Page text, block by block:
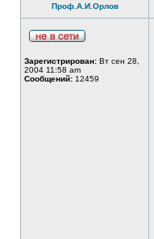
Проф.А.И.Орлов
Зарегистрирован: Вт сен 28,
2004 11:58 am
Сообщений: 12459